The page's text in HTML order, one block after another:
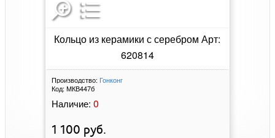
Кольцо из керамики с серебром Арт:
620814
Производство: Гонконг
Код: МКВ447б
Наличие: 0
1 100 руб.